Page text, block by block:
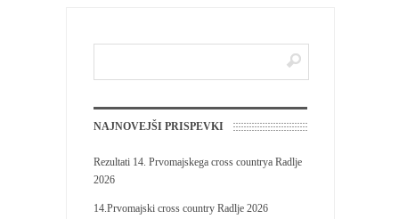
NAJNOVEJŠI PRISPEVKI
Rezultati 14. Prvomajskega cross countrya Radlje
2026
14.Prvomajski cross country Radlje 2026